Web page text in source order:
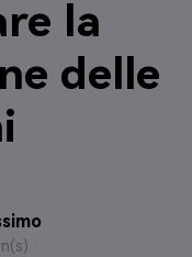
la
delle